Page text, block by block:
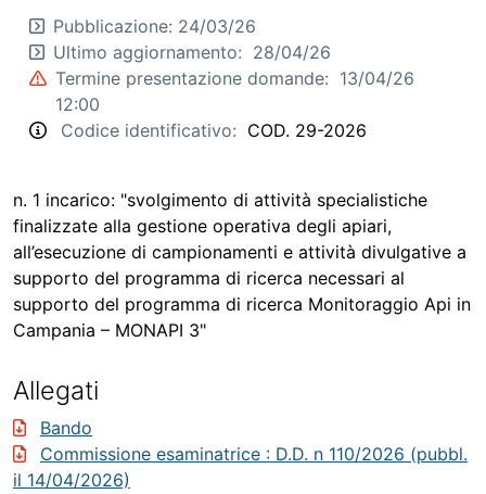
Pubblicazione: 24/03/26
Ultimo aggiornamento: 28/04/26
Termine presentazione domande: 13/04/26
12:00
Codice identificativo: COD. 29-2026
n. 1 incarico: "svolgimento di attività specialistiche
finalizzate alla gestione operativa degli apiari,
all’esecuzione di campionamenti e attività divulgative a
supporto del programma di ricerca necessari al
supporto del programma di ricerca Monitoraggio Api in
Campania – MONAPI 3"
Allegati
Bando
Commissione esaminatrice : D.D. n 110/2026 (pubbl.
il 14/04/2026)